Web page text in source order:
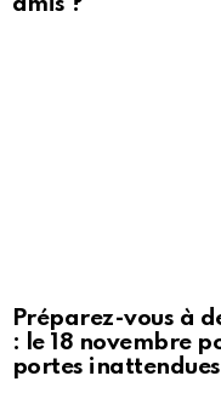
Préparez-vous à
: le 18 novembre
portes